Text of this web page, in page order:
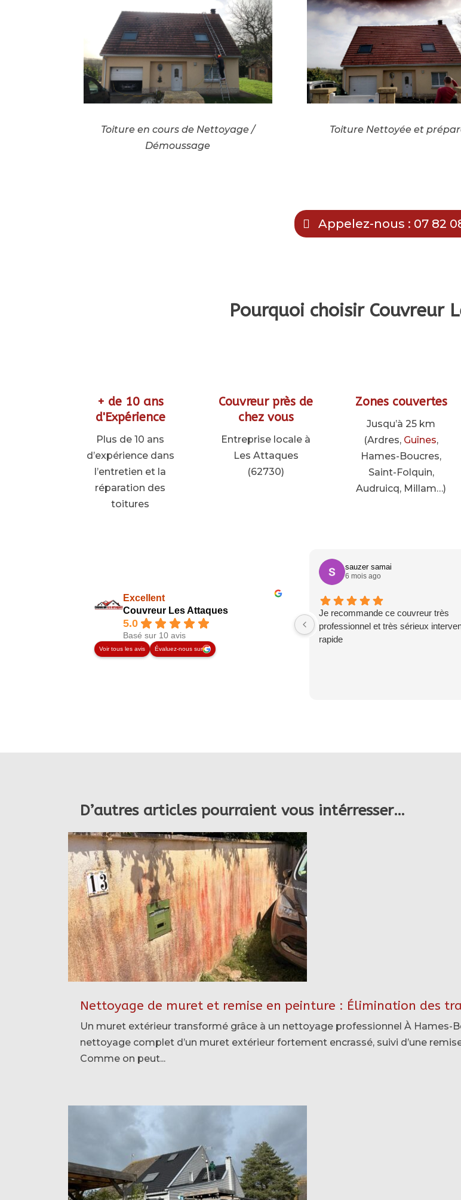
Toiture en cours de Nettoyage /
Démoussage
Toiture Nettoyée et
Appelez-nous : 07 82
Pourquoi choisir Couvreur
+ de 10 ans
d'Expérience
Plus de 10 ans
d’expérience dans
l’entretien et la
réparation des
toitures
Couvreur près de
chez vous
Entreprise locale à
Les Attaques
(62730)
Zones couvertes
Jusqu’à 25 km
(Ardres, Guînes,
Hames-Boucres,
Saint-Folquin,
Audruicq, Millam…)
Excellent
Couvreur Les Attaques
5.0
Basé sur 10 avis
Voir tous les avis Évaluez-nous sur
sauzer samai
6 mois ago
Je recommande ce couvreur très
professionnel et très sérieux
rapide
D’autres articles pourraient vous intérresser…
Nettoyage de muret et remise en peinture : Élimination des
Un muret extérieur transformé grâce à un nettoyage professionnel À
nettoyage complet d’un muret extérieur fortement encrassé, suivi d’une
Comme on peut...